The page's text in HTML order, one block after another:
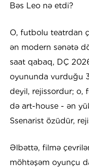
Bəs Leo nə etdi?
O, futbolu teatrdan
ən modern sənətə
saat qabaq, DÇ
oyununda vurduğu
deyil, rejissordur; o,
də art-house - ən
Ssenarist özüdür,
Əlbəttə, filmə
möhtəşəm oyunçu